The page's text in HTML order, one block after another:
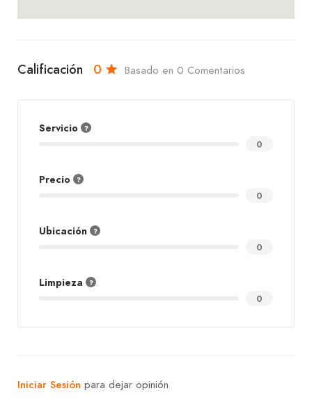
Calificación 0 Basado en 0 Comentarios
Servicio
0
Precio
0
Ubicación
0
Limpieza
0
Iniciar Sesión para dejar opinión